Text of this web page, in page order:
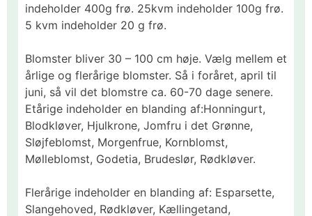
indeholder 400g frø. 25kvm indeholder 100g frø.
5 kvm indeholder 20 g frø.
Blomster bliver 30 – 100 cm høje. Vælg mellem et
årlige og flerårige blomster. Så i foråret, april til
juni, så vil det blomstre ca. 60-70 dage senere.
Etårige indeholder en blanding af:Honningurt,
Blodkløver, Hjulkrone, Jomfru i det Grønne,
Sløjfeblomst, Morgenfrue, Kornblomst,
Mølleblomst, Godetia, Brudeslør, Rødkløver.
Flerårige indeholder en blanding af: Esparsette,
Slangehoved, Rødkløver, Kællingetand,